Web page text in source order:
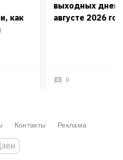
как
выходных дней
августе 2026
0
Контакты Реклама